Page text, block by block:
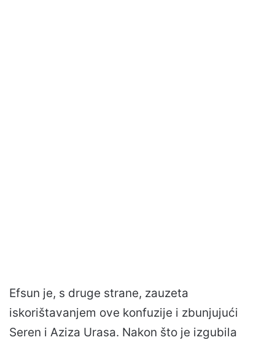
Efsun je, s druge strane, zauzeta
iskorištavanjem ove konfuzije i zbunjujući
Seren i Aziza Urasa. Nakon što je izgubila